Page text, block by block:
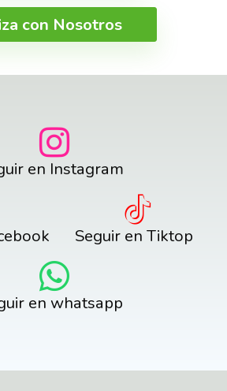
con Nosotros
en Instagram
Seguir en Tiktop
en whatsapp